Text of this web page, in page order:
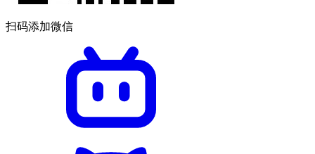
扫码添加微信